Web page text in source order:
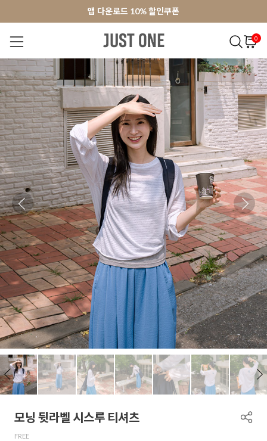
앱 다운로드 10% 할인쿠폰
회원가입 쿠폰 3000원
앱 다운로드 10% 할인쿠폰
회원가입 쿠폰 3000원
0
NEW 7% 오늘출발 MADE . J 상의 팬츠 아
모닝 뒷라벨 시스루 티셔츠
FREE